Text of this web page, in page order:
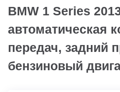
BMW 1 Series
автоматическая
передач, задний
бензиновый